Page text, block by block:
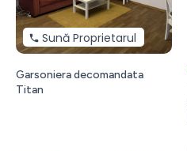
Sună Proprietarul
Garsoniera decomandata
Titan